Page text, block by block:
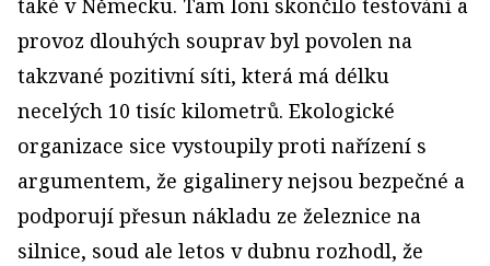
také v Německu. Tam loni skončilo testování a
provoz dlouhých souprav byl povolen na
takzvané pozitivní síti, která má délku
necelých 10 tisíc kilometrů. Ekologické
organizace sice vystoupily proti nařízení s
argumentem, že gigalinery nejsou bezpečné a
podporují přesun nákladu ze železnice na
silnice, soud ale letos v dubnu rozhodl, že